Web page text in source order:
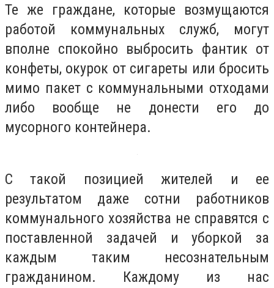
Те же граждане, которые возмущаются
работой коммунальных служб, могут
вполне спокойно выбросить фантик от
конфеты, окурок от сигареты или бросить
мимо пакет с коммунальными отходами
либо вообще не донести его до
мусорного контейнера.
С такой позицией жителей и ее
результатом даже сотни работников
коммунального хозяйства не справятся с
поставленной задачей и уборкой за
каждым таким несознательным
гражданином. Каждому из нас